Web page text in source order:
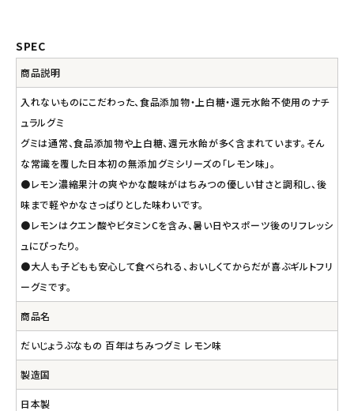
SPEC
商品説明
入れないものにこだわった、食品添加物・上白糖・還元水飴不使用のナチ
ュラルグミ
グミは通常、食品添加物や上白糖、還元水飴が多く含まれています。そん
な常識を覆した日本初の無添加グミシリーズの「レモン味」。
●レモン濃縮果汁の爽やかな酸味がはちみつの優しい甘さと調和し、後
味まで軽やかなさっぱりとした味わいです。
●レモンはクエン酸やビタミンCを含み、暑い日やスポーツ後のリフレッシ
ュにぴったり。
●大人も子どもも安心して食べられる、おいしくてからだが喜ぶギルトフリ
ーグミです。
商品名
だいじょうぶなもの 百年はちみつグミ レモン味
製造国
日本製